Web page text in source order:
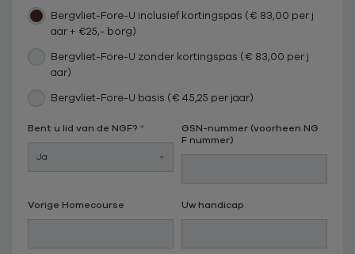
Bergvliet-Fore-U inclusief kortingspas (€ 83,00 per j
aar + €25,- borg)
Bergvliet-Fore-U zonder kortingspas (€ 83,00 per j
aar)
Bergvliet-Fore-U basis (€ 45,25 per jaar)
Bent u lid van de NGF?
GSN-nummer (voorheen NG
F nummer)
Vorige Homecourse Uw handicap